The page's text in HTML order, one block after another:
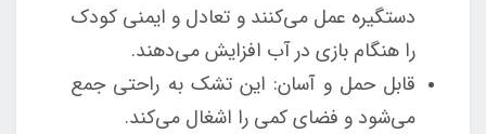
دستگیره عمل می‌کنند و تعادل و ایمنی کودک
را هنگام بازی در آب افزایش می‌دهند.
قابل حمل و آسان: این تشک به راحتی جمع
می‌شود و فضای کمی را اشغال می‌کند.